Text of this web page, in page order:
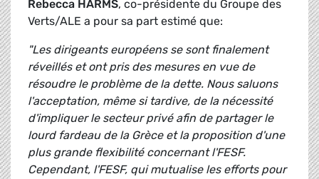
Rebecca HARMS, co-présidente du Groupe des
Verts/ALE a pour sa part estimé que:
"Les dirigeants européens se sont finalement
réveillés et ont pris des mesures en vue de
résoudre le problème de la dette. Nous saluons
l'acceptation, même si tardive, de la nécessité
d'impliquer le secteur privé afin de partager le
lourd fardeau de la Grèce et la proposition d'une
plus grande flexibilité concernant l'FESF.
Cependant, l'FESF, qui mutualise les efforts pour